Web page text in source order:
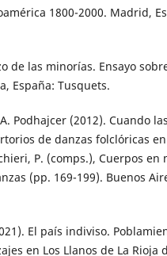
1800-2000. Madrid,
de las minorías. Ensayo
España: Tusquets.
Podhajcer (2012). Cuando
de danzas folclóricas
P. (comps.), Cuerpos en
(pp. 169-199). Buenos
El país indiviso.
en Los Llanos de La Rioja